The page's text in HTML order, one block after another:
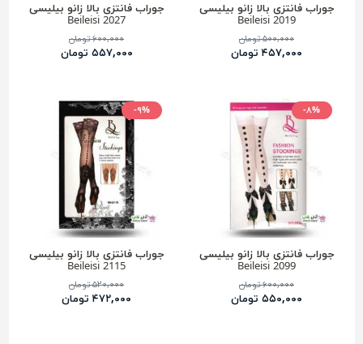
جوراب فانتزی بالا زانو بیلیسی
2019 Beileisi
۵۰۰,۰۰۰ تومان
۴۵۷,۰۰۰ تومان
جوراب فانتزی بالا زانو بیلیسی
2027 Beileisi
۶۰۰,۰۰۰ تومان
۵۵۷,۰۰۰ تومان
-۸%
جوراب فانتزی بالا زانو بیلیسی
2099 Beileisi
۶۰۰,۰۰۰ تومان
۵۵۰,۰۰۰ تومان
-۹%
جوراب فانتزی بالا زانو بیلیسی
2115 Beileisi
۵۲۰,۰۰۰ تومان
۴۷۲,۰۰۰ تومان